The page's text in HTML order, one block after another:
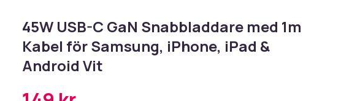
45W USB-C GaN Snabbladdare med 1m
Kabel för Samsung, iPhone, iPad &
Android Vit